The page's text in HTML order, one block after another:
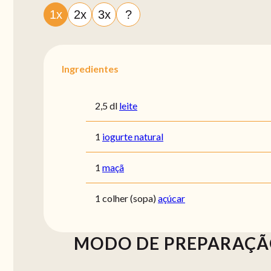
1x 2x 3x ?
Ingredientes
2,5 dl leite
1 iogurte natural
1 maçã
1 colher (sopa)açúcar
MODO DE